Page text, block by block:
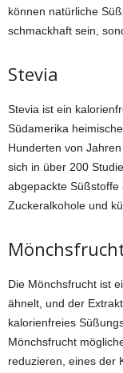
können natürliche
schmackhaft sein,
Stevia
Stevia ist ein
Südamerika
Hunderten von
sich in über 200
abgepackte Süßstoffe
Zuckeralkohole und
Die Mönchsfrucht ist
ähnelt, und der
kalorienfreies
Mönchsfrucht
reduzieren, eines der